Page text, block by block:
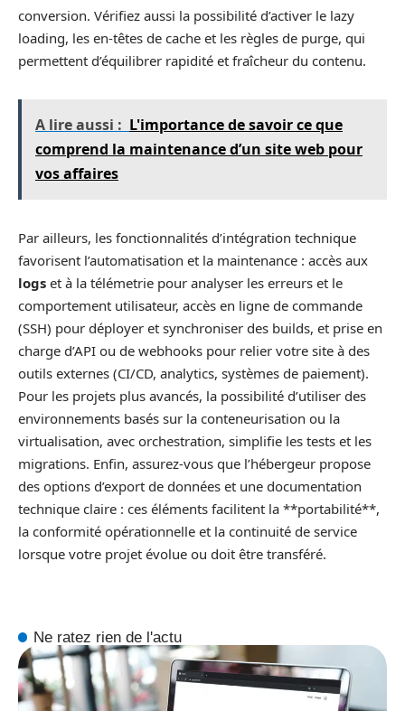
conversion. Vérifiez aussi la possibilité d’activer le lazy
loading, les en-têtes de cache et les règles de purge, qui
permettent d’équilibrer rapidité et fraîcheur du contenu.
A lire aussi : L'importance de savoir ce que
comprend la maintenance d’un site web pour
vos affaires
Par ailleurs, les fonctionnalités d’intégration technique
favorisent l’automatisation et la maintenance : accès aux
logs et à la télémetrie pour analyser les erreurs et le
comportement utilisateur, accès en ligne de commande
(SSH) pour déployer et synchroniser des builds, et prise en
charge d’API ou de webhooks pour relier votre site à des
outils externes (CI/CD, analytics, systèmes de paiement).
Pour les projets plus avancés, la possibilité d’utiliser des
environnements basés sur la conteneurisation ou la
virtualisation, avec orchestration, simplifie les tests et les
migrations. Enfin, assurez-vous que l’hébergeur propose
des options d’export de données et une documentation
technique claire : ces éléments facilitent la **portabilité**,
la conformité opérationnelle et la continuité de service
lorsque votre projet évolue ou doit être transféré.
Ne ratez rien de l'actu